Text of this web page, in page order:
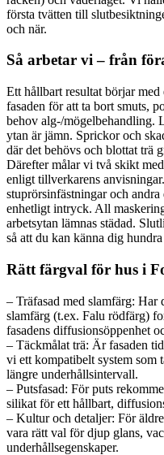
första tvätten till
och när.
Så arbetar vi – från
Ett hållbart resultat börjar
fasaden för att ta bort smuts,
behov alg-/mögelbehandling.
ytan är jämn. Sprickor och
där det behövs och blottat trä
Därefter målar vi två skikt
enligt tillverkarens
stuprörsinfästningar och
enhetligt intryck. All
arbetsytan lämnas städad.
så att du kan känna dig
Rätt färgval för hus i
– Träfasad med slamfärg: Har
slamfärg (t.ex. Falu rödfärg)
fasadens diffusionsöppenhet
– Täckmålat trä: Är fasaden
vi ett kompatibelt system som
längre underhållsintervall.
– Putsfasad: För puts
silikat för ett hållbart,
– Kultur och detaljer: För
vara rätt val för djup glans,
underhållsegenskaper.